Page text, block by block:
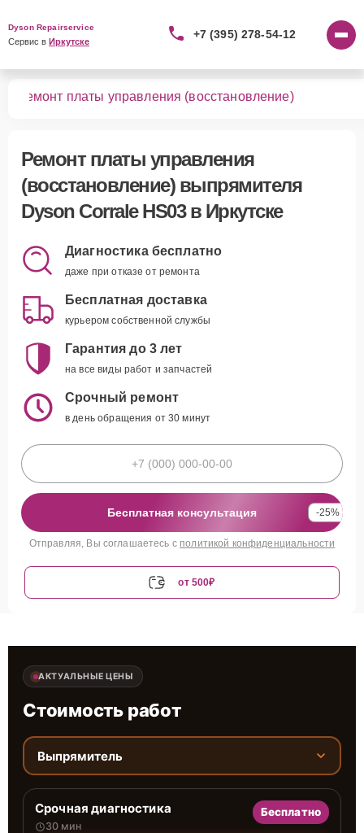
Dyson Repairservice
Сервис в Иркутске
+7 (395) 278-54-12
Ремонт платы управления (восстановление)
Ремонт платы управления
(восстановление) выпрямителя
Dyson Corrale HS03 в Иркутске
Диагностика бесплатно
даже при отказе от ремонта
Бесплатная доставка
курьером собственной службы
Гарантия до 3 лет
на все виды работ и запчастей
Срочный ремонт
в день обращения от 30 минут
Бесплатная консультация -25%
Отправляя, Вы соглашаетесь с политикой конфиденциальности
от 500₽
АКТУАЛЬНЫЕ ЦЕНЫ
Стоимость работ
Выпрямитель
Срочная диагностика
30 мин
Бесплатно